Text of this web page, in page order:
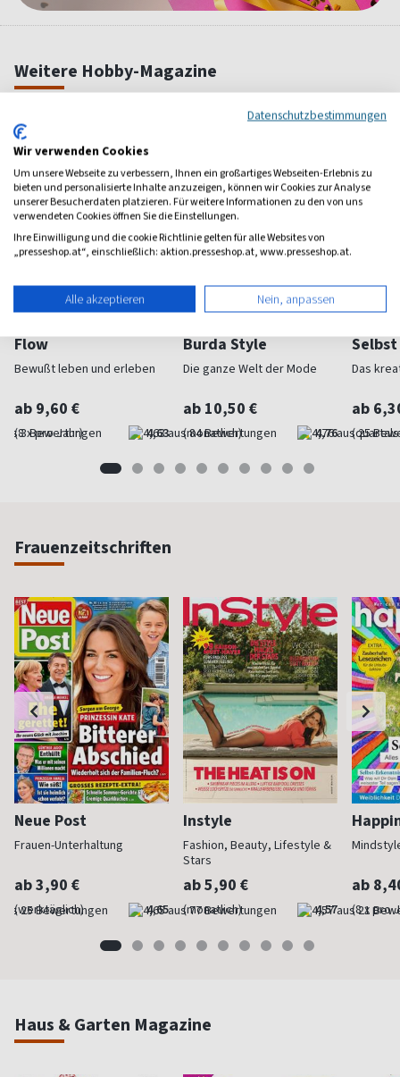
Weitere Hobby-Magazine
Flow
Bewußt leben und erleben
ab 9,60 €
(8 x pro Jahr) 4,63
Burda Style
Die ganze Welt der Mode
ab 10,50 €
(monatlich) 4,76
Das
ab
Frauenzeitschriften
Neue Post
Frauen-Unterhaltung
ab 3,90 €
(werktäglich) 4,65
Instyle
Fashion, Beauty, Lifestyle &
Stars
ab 5,90 €
(monatlich) 4,57
ab
(8 x pro
Haus & Garten Magazine
Datenschutzbestimmungen
Wir verwenden Cookies
Um unsere Webseite zu verbessern, Ihnen ein großartiges Webseiten-Erlebnis zu
bieten und personalisierte Inhalte anzuzeigen, können wir Cookies zur Analyse
unserer Besucherdaten platzieren. Für weitere Informationen zu den von uns
verwendeten Cookies öffnen Sie die Einstellungen.
Ihre Einwilligung und die cookie Richtlinie gelten für alle Websites von
„presseshop.at“, einschließlich: aktion.presseshop.at, www.presseshop.at.
Alle akzeptieren Nein, anpassen